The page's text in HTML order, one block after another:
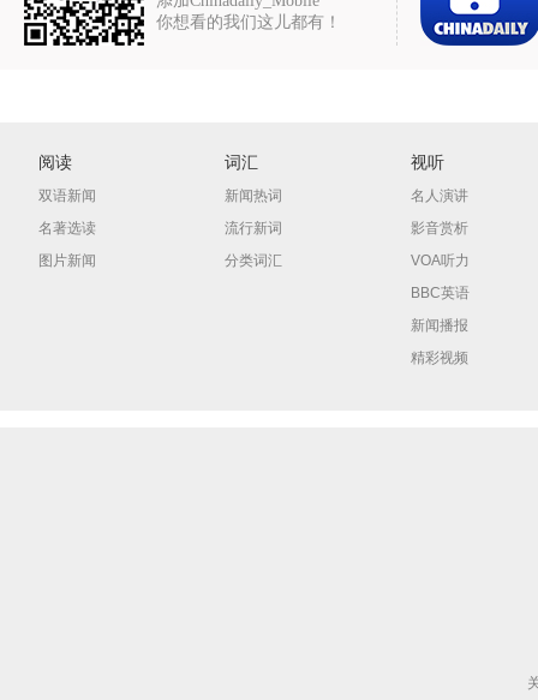
你想看的我们这儿都有！
阅读
双语新闻
名著选读
图片新闻
词汇
新闻热词
流行新词
分类词汇
视听
名人演讲
影音赏析
VOA听力
BBC英语
新闻播报
精彩视频